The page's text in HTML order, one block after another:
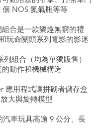
NOS 氮氣瓶等等
合是一款樂趣無窮的禮
玩命關頭系列電影的影迷
組合（均為單獨販售）
動作和機械構造
應用程式讓拼砌者儲存盒
大與旋轉模型
汽車玩具高逾 9 公分、長